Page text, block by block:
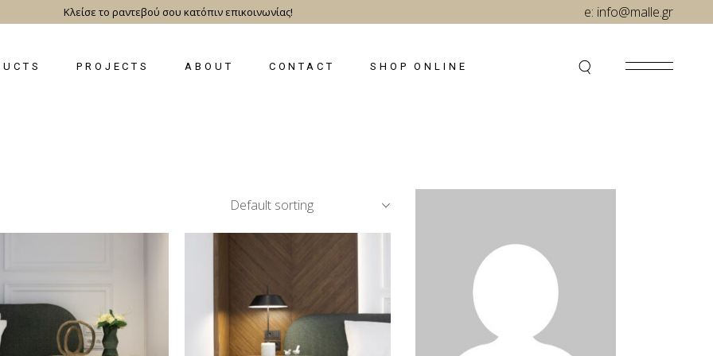
Κλείσε το ραντεβού σου κατόπιν επικοινωνίας! e: info@malle.gr
PROJECTS ABOUT CONTACT SHOP ONLINE
Default sorting